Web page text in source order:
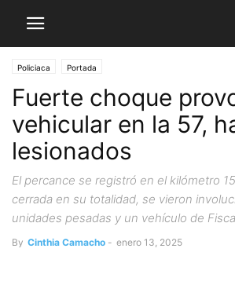
Policiaca Portada
Fuerte choque
vehicular en la 57,
lesionados
El percance se registró en el kilómetro
cerrada en su totalidad, se vieron
unidades pesadas y un vehículo de
By Cinthia Camacho - enero 13, 2025